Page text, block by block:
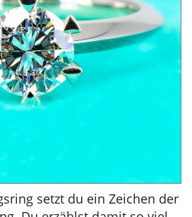
setzt du ein Zeichen der